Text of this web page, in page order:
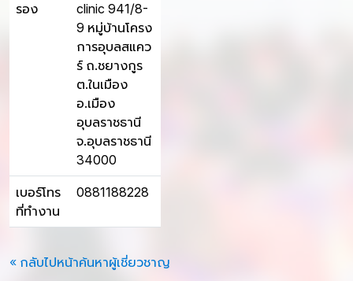
รอง
clinic 941/8-
9 หมู่บ้านโครง
การอุบลสแคว
ร์ ถ.ชยางกูร
ต.ในเมือง
อ.เมือง
อุบลราชธานี
จ.อุบลราชธานี
34000
เบอร์โทร
ที่ทำงาน
0881188228
« กลับไปหน้าค้นหาผู้เชี่ยวชาญ